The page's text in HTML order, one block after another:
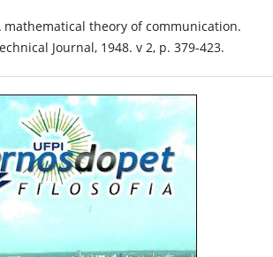
mathematical theory of communication.
Journal, 1948. v 2, p. 379-423.